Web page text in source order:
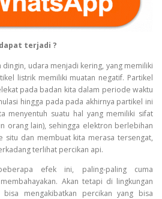
terjadi ?
dingin, udara menjadi kering, yang memiliki
listrik memiliki muatan negatif. Partikel
pada badan kita dalam periode waktu
hingga pada pada akhirnya partikel ini
menyentuh suatu hal yang memiliki sifat
orang lain), sehingga elektron berlebihan
situ dan membuat kita merasa tersengat,
terlihat percikan api.
efek ini, paling-paling cuma
Akan tetapi di lingkungan
mengakibatkan percikan yang bisa